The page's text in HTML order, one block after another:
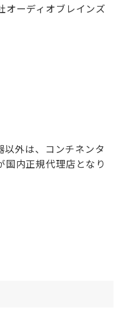
オーディオブレインズ
外は、コンチネンタ
国内正規代理店となり